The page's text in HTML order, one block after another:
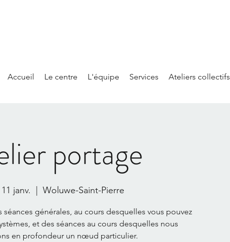
Accueil Le centre L'équipe Services Ateliers collectifs
portage
janv. Woluwe-Saint-Pierre
générales, au cours desquelles vous pouvez
et des séances au cours desquelles nous
en profondeur un nœud particulier.